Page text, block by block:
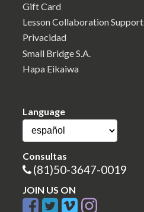
Gift Card
Lesson Collaboration Support
Privacidad
Small Bridge S.A.
Hapa Eikaiwa
Language
Consultas
(81)50-3647-0019
JOIN US ON